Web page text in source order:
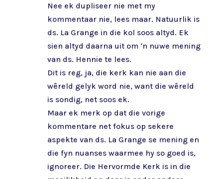
Nee ek dupliseer nie met my
kommentaar nie, lees maar. Natuurlik is
ds. La Grange in die kol soos altyd. Ek
sien altyd daarna uit om ‘n nuwe mening
van ds. Hennie te lees.
Dit is reg, ja, die kerk kan nie aan die
wêreld gelyk word nie, want die wêreld
is sondig, net soos ek.
Maar ek merk op dat die vorige
kommentare net fokus op sekere
aspekte van ds. La Grange se mening en
die fyn nuanses waarmee hy so goed is,
ignoreer. Die Hervormde Kerk is in die